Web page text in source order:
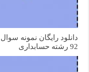
92 رشته حسابداری